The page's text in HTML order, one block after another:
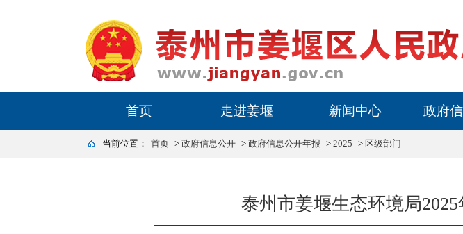
首页 走进姜堰 新闻中心 政府
当前位置： 首页 > 政府信息公开 > 政府信息公开年报 > 2025 > 区级部门
泰州市姜堰生态环境局